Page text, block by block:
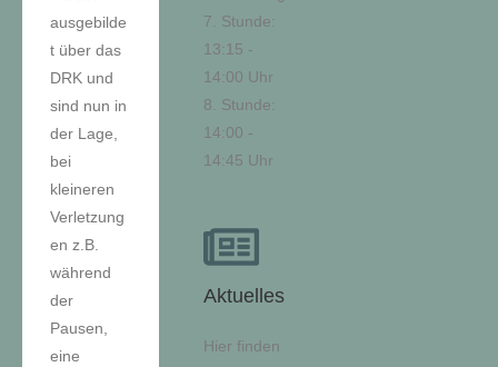
7. Stunde:
13:15 -
14:00 Uhr
8. Stunde:
14:00 -
14:45 Uhr
Aktuelles
Hier finden
ausgebilde
t über das
DRK und
sind nun in
der Lage,
bei
kleineren
Verletzung
en z.B.
während
der
Pausen,
eine